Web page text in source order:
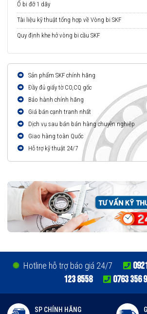
Ổ bi đỡ 1 dãy
Tài liệu kỹ thuật tổng hợp về Vòng bi SKF
Quy định khe hở vòng bi cầu SKF
Sản phẩm SKF chính hãng
Đầy đủ giấy tờ CO,CQ gốc
Bảo hành chính hãng
Giá bán cạnh tranh nhất
Dịch vụ sau bán bán hàng chuyên nghiệp
Giao hàng toàn Quốc
Hỗ trợ kỹ thuật 24/7
Hotline hỗ trợ báo giá 24/7
123 8558
0763 356
SP CHÍNH HÃNG